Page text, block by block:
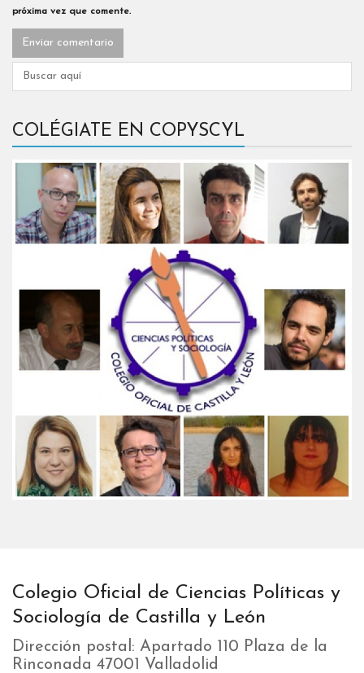
próxima vez que comente.
COLÉGIATE EN COPYSCYL
Colegio Oficial de Ciencias Políticas y
Sociología de Castilla y León
Dirección postal: Apartado 110 Plaza de la
Rinconada 47001 Valladolid